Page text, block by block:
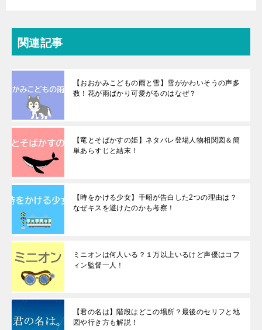
関連記事
【おおかみこどもの雨と雪】雪がかわいそうの声多
数！花が雨ばかり可愛がるのはなぜ？
【竜とそばかすの姫】ネタバレ登場人物相関図＆簡
単あらすじと結末！
【時をかける少女】千昭が告白した2つの理由は？
なぜキスを避けたのかも考察！
ミニオンは何人いる？１万以上いるけど声優はコフ
ィン監督一人！
【君の名は】階段はどこの場所？最後のセリフと地
図や行き方も解説！